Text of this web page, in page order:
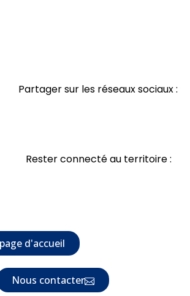
Partager sur les réseaux sociaux :
Rester connecté au territoire :
d'accueil
Nous contacter